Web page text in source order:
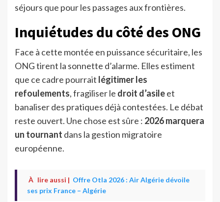
séjours que pour les passages aux frontières.
Inquiétudes du côté des ONG
Face à cette montée en puissance sécuritaire, les
ONG tirent la sonnette d’alarme. Elles estiment
que ce cadre pourrait légitimer les
refoulements, fragiliser le droit d’asileet
banaliser des pratiques déjà contestées. Le débat
reste ouvert. Une chose est sûre : 2026 marquera
un tournant dans la gestion migratoire
européenne.
À lire aussi | Offre Otla 2026 : Air Algérie dévoile
ses prix France – Algérie